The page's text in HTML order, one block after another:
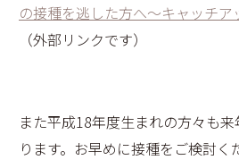
の接種を逃した方へ～キャッチア
（外部リンクです）
また平成18年度生まれの方々も
ります。お早めに接種をご検討く